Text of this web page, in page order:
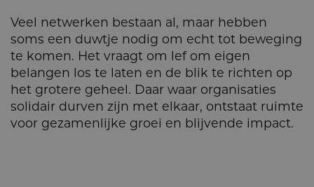
Veel netwerken bestaan al, maar hebben
soms een duwtje nodig om echt tot beweging
te komen. Het vraagt om lef om eigen
belangen los te laten en de blik te richten op
het grotere geheel. Daar waar organisaties
solidair durven zijn met elkaar, ontstaat ruimte
voor gezamenlijke groei en blijvende impact.